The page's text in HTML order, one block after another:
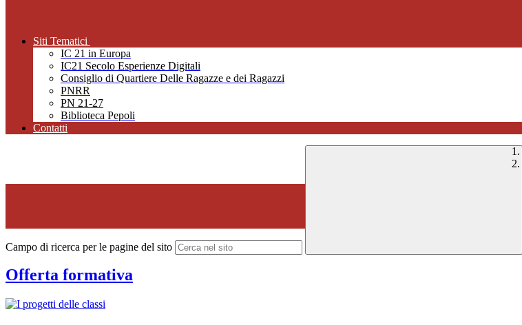
Siti Tematici
IC 21 in Europa
IC21 Secolo Esperienze Digitali
Consiglio di Quartiere Delle Ragazze e dei Ragazzi
PNRR
PN 21-27
Biblioteca Pepoli
Contatti
Campo di ricerca per le pagine del sito
Offerta formativa